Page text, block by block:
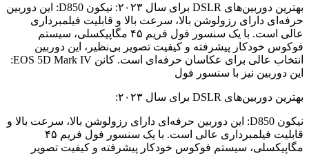
بهترین دوربین‌های DSLR برای سال ۲۰۲۳: نیکون D850: این دوربین
حرفه‌ای دارای رزولوشن بالا، سرعت بالا و قابلیت فیلمبرداری
عالی است. با یک سنسور فول فریم ۴۵ مگاپیکسلی، سیستم
فوکوس خودکار پیشرفته و کیفیت تصویر بی‌نظیر، این دوربین
انتخاب عالی برای عکاسان حرفه‌ای است. کانن EOS 5D Mark IV:
این دوربین نیز با سنسور فول
بهترین دوربین‌های DSLR برای سال ۲۰۲۳:
نیکون D850: این دوربین حرفه‌ای دارای رزولوشن بالا، سرعت بالا و
قابلیت فیلمبرداری عالی است. با یک سنسور فول فریم ۴۵
مگاپیکسلی، سیستم فوکوس خودکار پیشرفته و کیفیت تصویر